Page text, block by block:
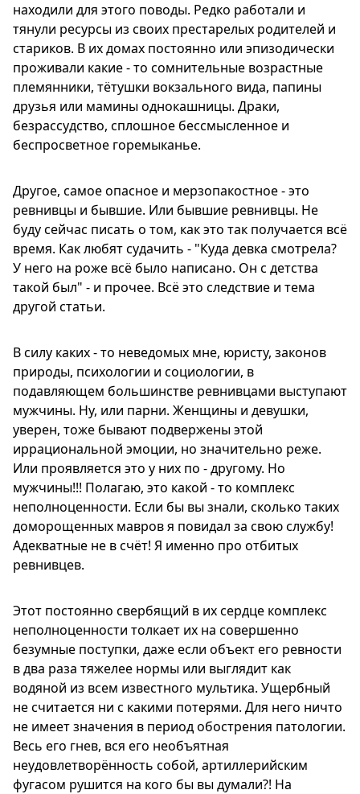
находили для этого поводы. Редко работали и
тянули ресурсы из своих престарелых родителей и
стариков. В их домах постоянно или эпизодически
проживали какие - то сомнительные возрастные
племянники, тётушки вокзального вида, папины
друзья или мамины однокашницы. Драки,
безрассудство, сплошное бессмысленное и
беспросветное горемыканье.
Другое, самое опасное и мерзопакостное - это
ревнивцы и бывшие. Или бывшие ревнивцы. Не
буду сейчас писать о том, как это так получается всё
время. Как любят судачить - "Куда девка смотрела?
У него на роже всё было написано. Он с детства
такой был" - и прочее. Всё это следствие и тема
другой статьи.
В силу каких - то неведомых мне, юристу, законов
природы, психологии и социологии, в
подавляющем большинстве ревнивцами выступают
мужчины. Ну, или парни. Женщины и девушки,
уверен, тоже бывают подвержены этой
иррациональной эмоции, но значительно реже.
Или проявляется это у них по - другому. Но
мужчины!!! Полагаю, это какой - то комплекс
неполноценности. Если бы вы знали, сколько таких
доморощенных мавров я повидал за свою службу!
Адекватные не в счёт! Я именно про отбитых
ревнивцев.
Этот постоянно свербящий в их сердце комплекс
неполноценности толкает их на совершенно
безумные поступки, даже если объект его ревности
в два раза тяжелее нормы или выглядит как
водяной из всем известного мультика. Ущербный
не считается ни с какими потерями. Для него ничто
не имеет значения в период обострения патологии.
Весь его гнев, вся его необъятная
неудовлетворённость собой, артиллерийским
фугасом рушится на кого бы вы думали?! На